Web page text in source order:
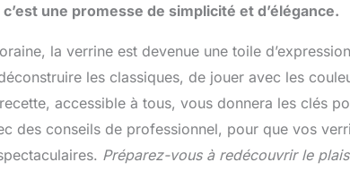
une promesse de simplicité et d’élégance.
la verrine est devenue une toile
les classiques, de jouer avec les
accessible à tous, vous donnera les clés
des conseils de professionnel, pour que vos
Préparez-vous à redécouvrir le